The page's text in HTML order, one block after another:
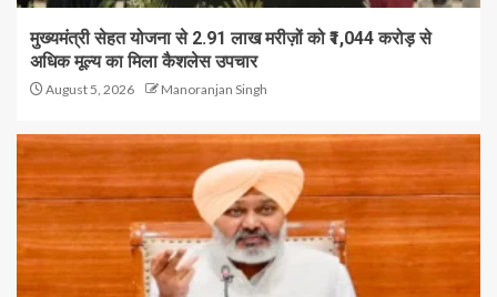
मुख्यमंत्री सेहत योजना से 2.91 लाख मरीज़ों को ₹1,044 करोड़ से
अधिक मूल्य का मिला कैशलेस उपचार
August 5, 2026 Manoranjan Singh